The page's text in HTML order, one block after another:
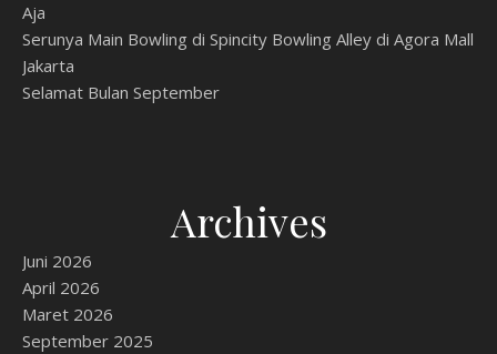
Aja
Serunya Main Bowling di Spincity Bowling Alley di Agora Mall
Jakarta
Selamat Bulan September
Archives
Juni 2026
April 2026
Maret 2026
September 2025